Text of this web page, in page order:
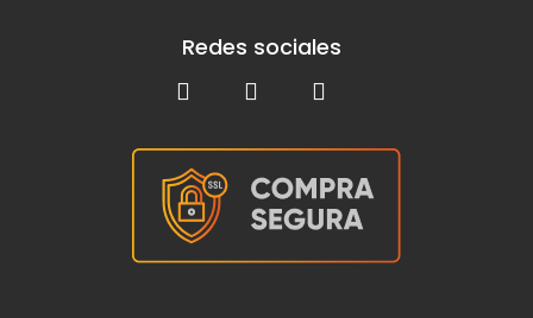
Redes sociales